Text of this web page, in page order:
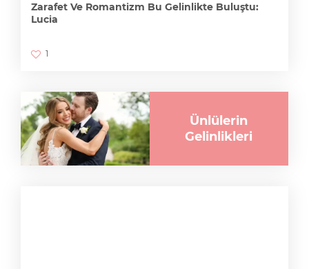
Zarafet Ve Romantizm Bu Gelinlikte Buluştu:
Lucia
1
Ünlülerin
Gelinlikleri